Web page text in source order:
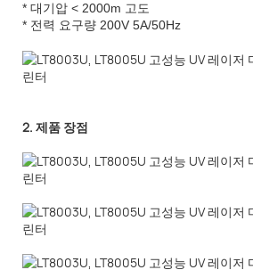
* 대기압 < 2000m 고도
* 전력 요구량 200V 5A/50Hz
2. 제품 장점